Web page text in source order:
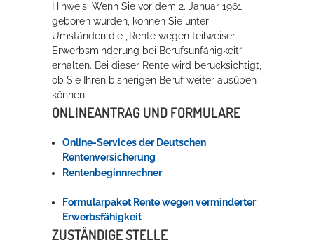
Hinweis: Wenn Sie vor dem 2. Januar 1961
geboren wurden, können Sie unter
Umständen die „Rente wegen teilweiser
Erwerbsminderung bei Berufsunfähigkeit“
erhalten. Bei dieser Rente wird berücksichtigt,
ob Sie Ihren bisherigen Beruf weiter ausüben
können.
ONLINEANTRAG UND FORMULARE
Online-Services der Deutschen
Rentenversicherung
Rentenbeginnrechner
Formularpaket Rente wegen verminderter
Erwerbsfähigkeit
ZUSTÄNDIGE STELLE